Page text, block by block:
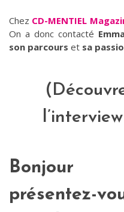
Chez CD-MENTIEL
On a donc contacté
son parcours et sa
Bonjour
présentez-